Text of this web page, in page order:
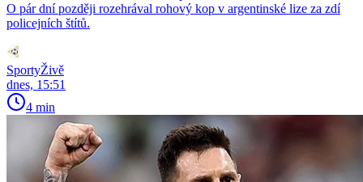
O pár dní později rozehrával rohový kop v argentinské lize za zdí
policejních štítů.
SportyŽivě
dnes, 15:51
4 min